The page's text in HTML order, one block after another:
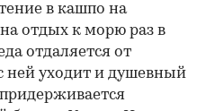
в кашпо на
отдых к морю раз в
отдаляется от
ней уходит и душевный